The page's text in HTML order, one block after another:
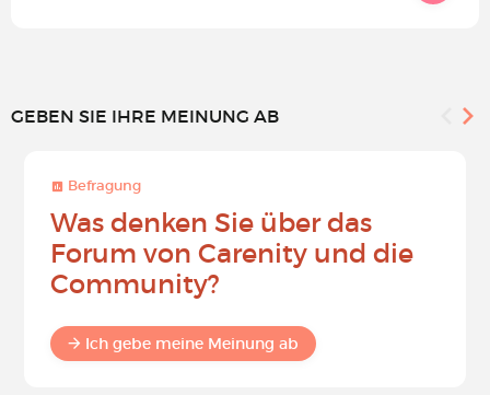
GEBEN SIE IHRE MEINUNG AB
Befragung
Was denken Sie über das
Forum von Carenity und die
Community?
Ich gebe meine Meinung ab